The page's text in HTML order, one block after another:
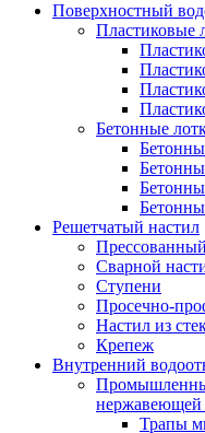
Поверхностный
Пластиковые
Бетонные
Решетчатый настил
Сварной
Ступени
Просечно-
Настил из
Крепеж
Внутренний
нержавеющей
Трапы